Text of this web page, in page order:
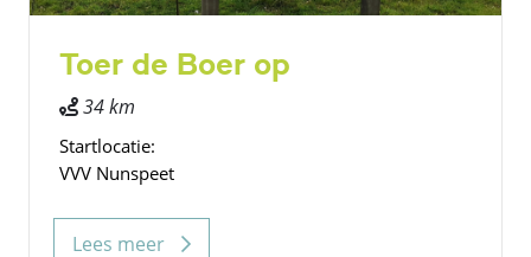
Toer de Boer op
34 km
Startlocatie:
VVV Nunspeet
Lees meer